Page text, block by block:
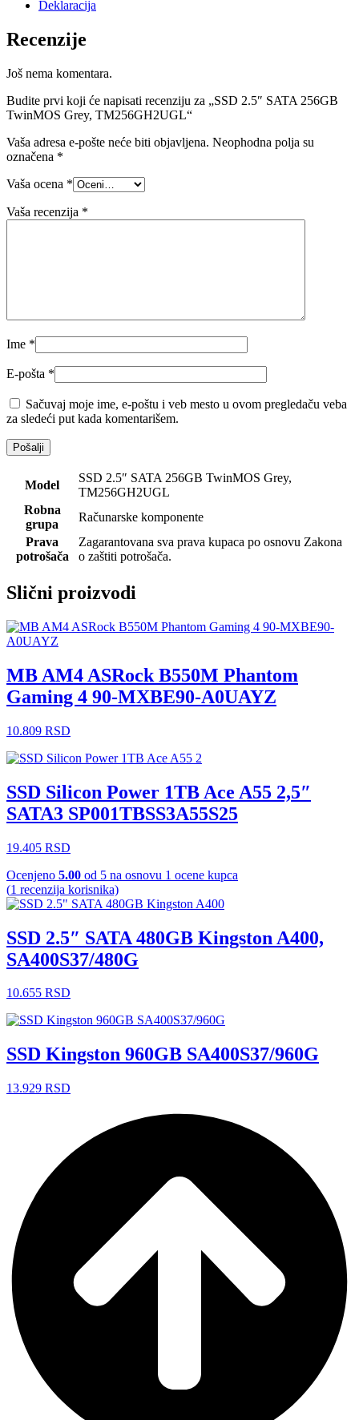
Deklaracija
Recenzije
Još nema komentara.
Budite prvi koji će napisati recenziju za „SSD 2.5″ SATA 256GB
TwinMOS Grey, TM256GH2UGL“
Vaša adresa e-pošte neće biti objavljena. Neophodna polja su
označena *
Vaša ocena *
Vaša recenzija *
Ime *
E-pošta *
Sačuvaj moje ime, e-poštu i veb mesto u ovom pregledaču veba
za sledeći put kada komentarišem.
Model
SSD 2.5″ SATA 256GB TwinMOS Grey,
TM256GH2UGL
Robna
grupa
Računarske komponente
Prava
potrošača
Zagarantovana sva prava kupaca po osnovu Zakona
o zaštiti potrošača.
Slični proizvodi
MB AM4 ASRock B550M Phantom
Gaming 4 90-MXBE90-A0UAYZ
10.809 RSD
SSD Silicon Power 1TB Ace A55 2,5″
SATA3 SP001TBSS3A55S25
19.405 RSD
Ocenjeno 5.00 od 5 na osnovu 1 ocene kupca
(1 recenzija korisnika)
SSD 2.5″ SATA 480GB Kingston A400,
SA400S37/480G
10.655 RSD
SSD Kingston 960GB SA400S37/960G
13.929 RSD